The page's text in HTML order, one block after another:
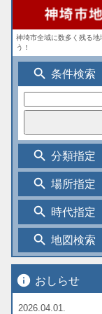
神埼市全域に数多く残る
う！
search 条件検索
search 分類指定
search 場所指定
search 時代指定
search 地図検索
info おしらせ
2026.04.01.